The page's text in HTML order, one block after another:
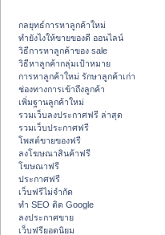
กลยุทธ์การหาลูกค้าใหม่
ทํายังไงให้ขายของดี ออนไลน์
วิธีการหาลูกค้าของ sale
วิธีหาลูกค้ากลุ่มเป้าหมาย
การหาลูกค้าใหม่ รักษาลูกค้าเก่า
ช่องทางการเข้าถึงลูกค้า
เพิ่มฐานลูกค้าใหม่
รวมเว็บลงประกาศฟรี ล่าสุด
รวมเว็บประกาศฟรี
โพสต์ขายของฟรี
ลงโฆษณาสินค้าฟรี
โฆษณาฟรี
ประกาศฟรี
เว็บฟรีไม่จำกัด
ทำ SEO ติด Google
ลงประกาศขาย
เว็บฟรียอดนิยม